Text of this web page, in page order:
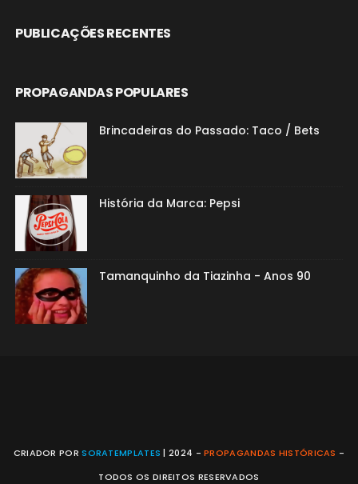
PUBLICAÇÕES RECENTES
PROPAGANDAS POPULARES
Brincadeiras do Passado: Taco / Bets
História da Marca: Pepsi
Tamanquinho da Tiazinha - Anos 90
CRIADOR PORSORATEMPLATES | 2024 -PROPAGANDAS HISTÓRICAS -
TODOS OS DIREITOS RESERVADOS